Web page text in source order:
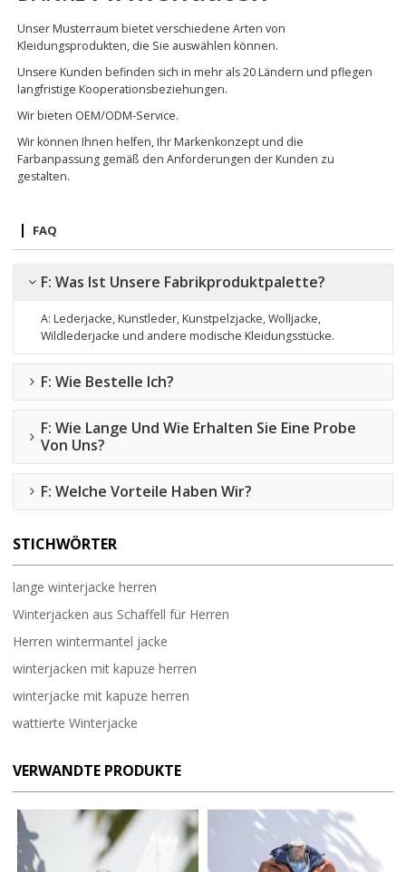
Unser Musterraum bietet verschiedene Arten von
Kleidungsprodukten, die Sie auswählen können.
Unsere Kunden befinden sich in mehr als 20 Ländern und pflegen
langfristige Kooperationsbeziehungen.
Wir bieten OEM/ODM-Service.
Wir können Ihnen helfen, Ihr Markenkonzept und die
Farbanpassung gemäß den Anforderungen der Kunden zu
gestalten.
FAQ
F: Was Ist Unsere Fabrikproduktpalette?
A: Lederjacke, Kunstleder, Kunstpelzjacke, Wolljacke,
Wildlederjacke und andere modische Kleidungsstücke.
F: Wie Bestelle Ich?
F: Wie Lange Und Wie Erhalten Sie Eine Probe
Von Uns?
F: Welche Vorteile Haben Wir?
STICHWÖRTER
lange winterjacke herren
Winterjacken aus Schaffell für Herren
Herren wintermantel jacke
winterjacken mit kapuze herren
winterjacke mit kapuze herren
wattierte Winterjacke
VERWANDTE PRODUKTE